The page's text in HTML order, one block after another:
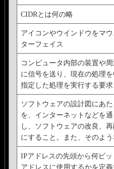
CIDRとは何の略
アイコンやウインドウをマ
ターフェイス
コンピュータ内部の装置や
に信号を送り、現在の処理
指定した処理を実行する要求
ソフトウェアの設計図にあ
を、インターネットなどを
し、ソフトウェアの改良、
にすること。また、そのよ
IPアドレスの先頭から何ビ
アドレスに使用するかを定